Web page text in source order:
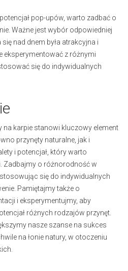
pop-upów, warto zadbać o
Ważne jest wybór odpowiedniej
nad dnem była atrakcyjna i
eksperymentować z różnymi
się do indywidualnych
na karpie stanowi kluczowy element
przynęty naturalne, jak i
i potencjał, który warto
Zadbajmy o różnorodność w
się do indywidualnych
Pamiętajmy także o
i eksperymentujmy, aby
różnych rodzajów przynęt.
nasze szanse na sukces
na łonie natury, w otoczeniu